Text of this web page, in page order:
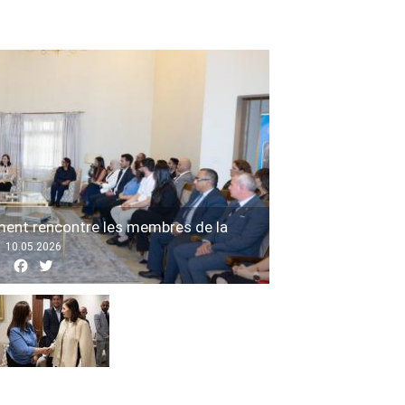
rencontre les membres de la
tunisienne à Nairobi
10.05.2026
Facebook
Twitter